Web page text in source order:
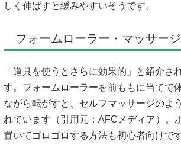
しく伸ばすと緩みやすいそうです。
フォームローラー・マッサー
「道具を使うとさらに効果的」と紹介さ
す。フォームローラーを前ももに当てて
ながら転がすと、セルフマッサージのよ
れています（引用元： AFCメディア）。
置いてゴロゴロする方法も初心者向けです